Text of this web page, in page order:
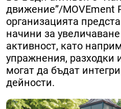
движение”/MOVEment
организацията
начини за
активност, като
упражнения, разходки
могат да бъдат
дейности.